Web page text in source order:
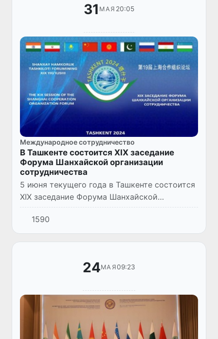
31 МАЯ 20:05
Международное сотрудничество
В Ташкенте состоится XIX заседание
Форума Шанхайской организации
сотрудничества
5 июня текущего года в Ташкенте состоится
XIX заседание Форума Шанхайской
организации сотрудничества под
председательством узбекской стороны,
организуемое Институтом стратегических...
1590
24МАЯ09:23